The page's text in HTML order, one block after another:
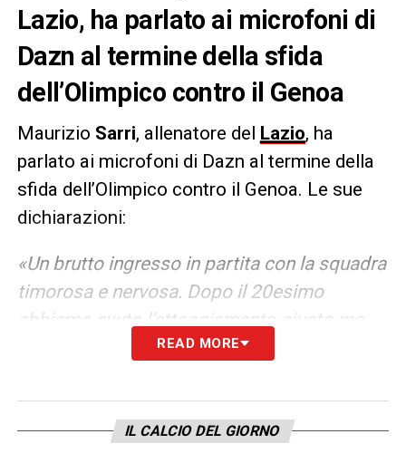
Lazio, ha parlato ai microfoni di
Dazn al termine della sfida
dell’Olimpico contro il Genoa
Maurizio Sarri, allenatore del Lazio, ha
parlato ai microfoni di Dazn al termine della
sfida dell’Olimpico contro il Genoa. Le sue
dichiarazioni:
«Un brutto ingresso in partita con la squadra
timorosa e nervosa. Dopo il 20esimo
abbiamo avuto l’atteggiamento giusto ma
non ci abbiamo provato con qualità. Alcuni
come gli esterni che fanno fatica a saltare
l’uomo. La linea difensiva io l’ho vista,
READ MORE
IL CALCIO DEL GIORNO